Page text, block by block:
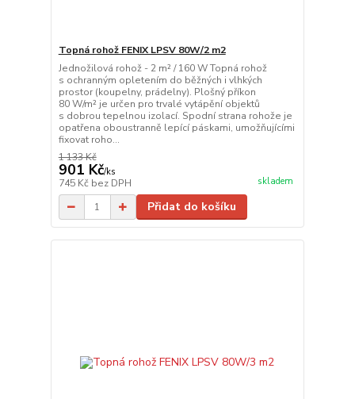
Topná rohož FENIX LPSV 80W/2 m2
Jednožilová rohož - 2 m² / 160 W Topná rohož
s ochranným opletením do běžných i vlhkých
prostor (koupelny, prádelny). Plošný příkon
80 W/m² je určen pro trvalé vytápění objektů
s dobrou tepelnou izolací. Spodní strana rohože je
opatřena oboustranně lepící páskami, umožňujícími
fixovat roho...
1 133 Kč
901 Kč/ks
745 Kč bez DPH skladem
Přidat do košíku